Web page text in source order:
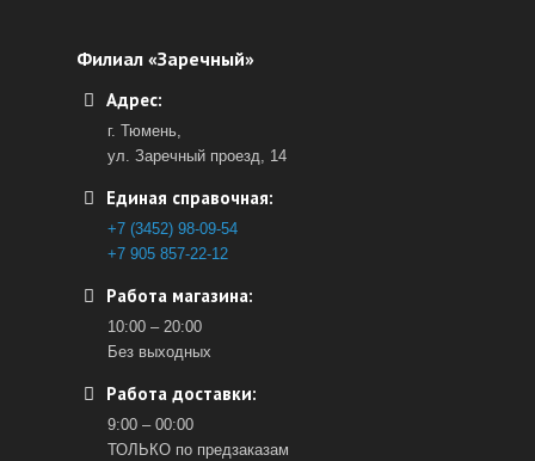
Филиал «Заречный»
Адрес:
г. Тюмень,
ул. Заречный проезд, 14
Единая справочная:
+7 (3452) 98-09-54
+7 905 857-22-12
Работа магазина:
10:00 – 20:00
Без выходных
Работа доставки:
9:00 – 00:00
ТОЛЬКО по предзаказам